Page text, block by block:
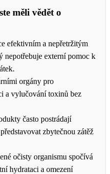
měli vědět o
efektivním a nepřetržitým
nepotřebuje externí pomoc k
orgány pro
a vylučování toxinů bez
často postrádají
zbytečnou zátěž
očisty organismu spočívá
hydrataci a omezení